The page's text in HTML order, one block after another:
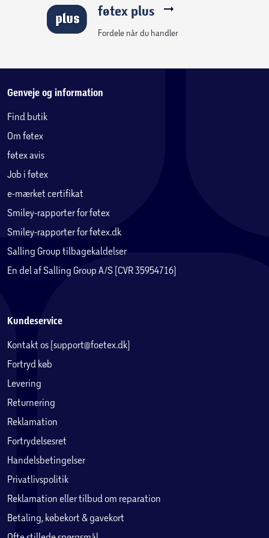
føtex plus
Fordele når du handler
Genveje og information
Find butik
Om føtex
føtex avis
Job i føtex
e-mærket certifikat
Smiley-rapporter for føtex
Smiley-rapporter for føtex.dk
Salling Group tilbagekaldelser
En del af Salling Group A/S (CVR 35954716)
Kundeservice
Kontakt os (support@foetex.dk)
Fortryd køb
Levering
Returnering
Reklamation
Fortrydelsesret
Handelsbetingelser
Privatlivspolitik
Reklamation eller tilbud om reparation
Betaling, købekort & gavekort